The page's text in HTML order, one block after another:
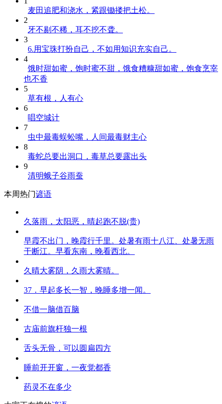
麦田追肥和浇水，紧跟锄搂把土松。
2
牙不剔不稀，耳不挖不聋。
3
6.用宝珠打扮自己，不如用知识充实自己。
4
饿时甜如蜜，饱时蜜不甜，饿食糟糠甜如蜜，饱食烹宰
也不香
5
草有根，人有心
6
唱空城计
7
虫中最毒蜈蚣嘴，人间最毒财主心
8
毒蛇总要出洞口，毒草总要露出头
9
清明蛾子谷雨蚕
本周热门谚语
久落雨，太阳恶，晴起跑不脱(贵)
早霞不出门，晚霞行千里。处暑有雨十八江、处暑无雨
干断江。早看东南，晚看西北。
久晴大雾阴，久雨大雾晴。
37．早起多长一智，晚睡多增一闻。
不借一脑借百脑
古庙前旗杆独一根
舌头无骨，可以圆扁四方
睡前开开窗，一夜觉都香
药灵不在多少